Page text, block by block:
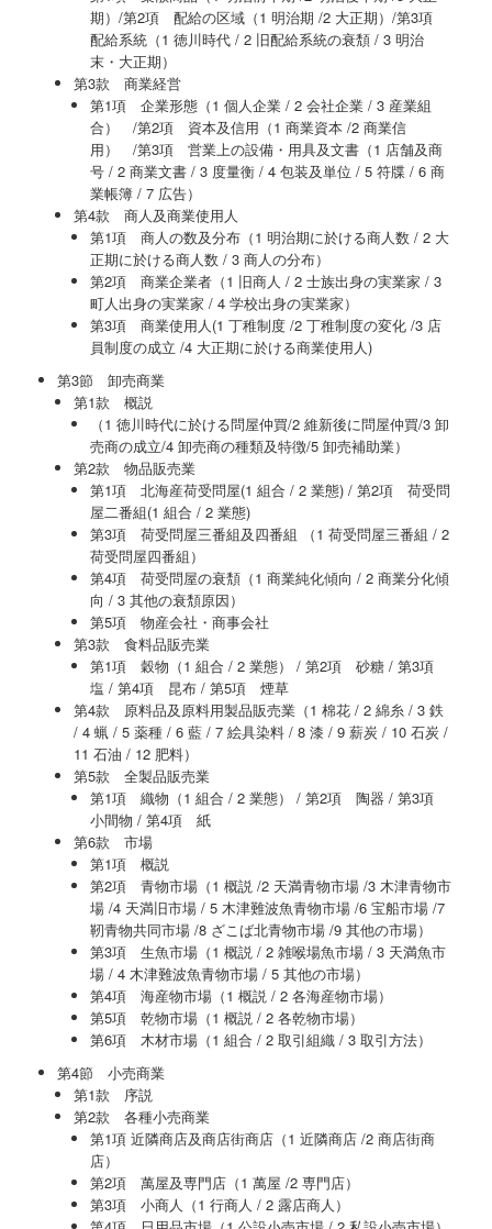
期）/第2項 配給の区域（1 明治期 /2 大正期）/第3項
配給系統（1 徳川時代 / 2 旧配給系統の衰頽 / 3 明治
末・大正期）
第3款 商業経営
第1項 企業形態（1 個人企業 / 2 会社企業 / 3 産業組
合） /第2項 資本及信用（1 商業資本 /2 商業信
用） /第3項 営業上の設備・用具及文書（1 店舗及商
号 / 2 商業文書 / 3 度量衡 / 4 包装及単位 / 5 符牒 / 6 商
業帳簿 / 7 広告）
第4款 商人及商業使用人
第1項 商人の数及分布（1 明治期に於ける商人数 / 2 大
正期に於ける商人数 / 3 商人の分布）
第2項 商業企業者（1 旧商人 / 2 士族出身の実業家 / 3
町人出身の実業家 / 4 学校出身の実業家）
第3項 商業使用人(1 丁稚制度 /2 丁稚制度の変化 /3 店
員制度の成立 /4 大正期に於ける商業使用人)
第3節 卸売商業
第1款 概説
（1 徳川時代に於ける問屋仲買/2 維新後に問屋仲買/3 卸
売商の成立/4 卸売商の種類及特徴/5 卸売補助業）
第2款 物品販売業
第1項 北海産荷受問屋(1 組合 / 2 業態) / 第2項 荷受問
屋二番組(1 組合 / 2 業態)
第3項 荷受問屋三番組及四番組 （1 荷受問屋三番組 / 2
荷受問屋四番組）
第4項 荷受問屋の衰頽（1 商業純化傾向 / 2 商業分化傾
向 / 3 其他の衰頽原因）
第5項 物産会社・商事会社
第3款 食料品販売業
第1項 穀物（1 組合 / 2 業態） / 第2項 砂糖 / 第3項
塩 / 第4項 昆布 / 第5項 煙草
第4款 原料品及原料用製品販売業（1 棉花 / 2 綿糸 / 3 鉄
/ 4 蝋 / 5 薬種 / 6 藍 / 7 絵具染料 / 8 漆 / 9 薪炭 / 10 石炭 /
11 石油 / 12 肥料）
第5款 全製品販売業
第1項 織物（1 組合 / 2 業態） / 第2項 陶器 / 第3項
小間物 / 第4項 紙
第6款 市場
第1項 概説
第2項 青物市場（1 概説 /2 天満青物市場 /3 木津青物市
場 /4 天満旧市場 / 5 木津難波魚青物市場 /6 宝船市場 /7
靭青物共同市場 /8 ざこば北青物市場 /9 其他の市場）
第3項 生魚市場（1 概説 / 2 雑喉場魚市場 / 3 天満魚市
場 / 4 木津難波魚青物市場 / 5 其他の市場）
第4項 海産物市場（1 概説 / 2 各海産物市場）
第5項 乾物市場（1 概説 / 2 各乾物市場）
第6項 木材市場（1 組合 / 2 取引組織 / 3 取引方法）
第4節 小売商業
第1款 序説
第2款 各種小売商業
第1項 近隣商店及商店街商店（1 近隣商店 /2 商店街商
店）
第2項 萬屋及専門店（1 萬屋 /2 専門店）
第3項 小商人（1 行商人 / 2 露店商人）